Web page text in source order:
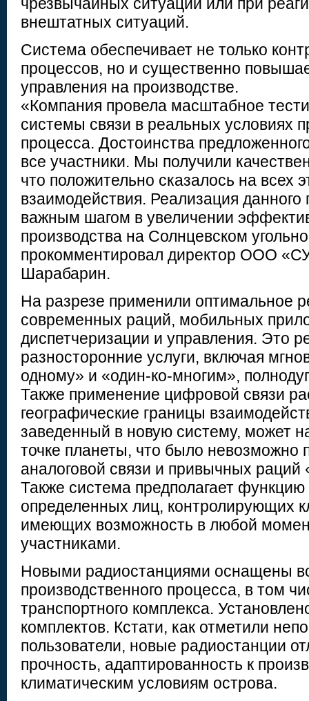
внештатных ситуаций.
Система обеспечивает не только
процессов, но и существенно
управления на производстве.
«Компания провела масштабное
системы связи в реальных условиях
процесса. Достоинства
все участники. Мы получили
что положительно сказалось на всех
взаимодействия. Реализация данного
важным шагом в увеличении
производства на Солнцевском
прокомментировал директор ООО
Шарабарин.
На разрезе применили оптимальное
современных раций, мобильных
диспетчеризации и управления. Это
разносторонние услуги, включая
одному» и «один-ко-многим»,
Также применение цифровой связи
географические границы
заведенный в новую систему, может
точке планеты, что было невозможно
аналоговой связи и привычных раций
Также система предполагает функцию
определенных лиц, контролирующих
имеющих возможность в любой
участниками.
Новыми радиостанциями оснащены
производственного процесса, в том
транспортного комплекса.
комплектов. Кстати, как отметили
пользователи, новые радиостанции
прочность, адаптированность к
климатическим условиям острова.